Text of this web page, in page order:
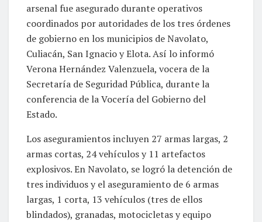
arsenal fue asegurado durante operativos
coordinados por autoridades de los tres órdenes
de gobierno en los municipios de Navolato,
Culiacán, San Ignacio y Elota. Así lo informó
Verona Hernández Valenzuela, vocera de la
Secretaría de Seguridad Pública, durante la
conferencia de la Vocería del Gobierno del
Estado.
Los aseguramientos incluyen 27 armas largas, 2
armas cortas, 24 vehículos y 11 artefactos
explosivos. En Navolato, se logró la detención de
tres individuos y el aseguramiento de 6 armas
largas, 1 corta, 13 vehículos (tres de ellos
blindados), granadas, motocicletas y equipo